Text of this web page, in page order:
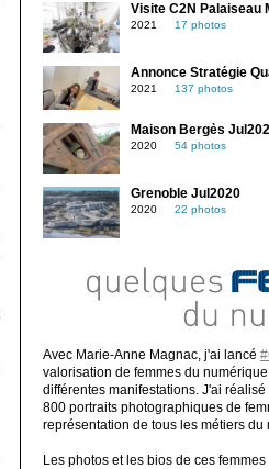
Visite C2N Palaiseau
2021 17 photos
Annonce Stratégie
2021 137 photos
Maison Bergès
2020 54 photos
Grenoble Jul2020
2020 22 photos
Avec Marie-Anne Magnac, j'ai lancé
valorisation de femmes du
différentes manifestations. J'ai
800 portraits photographiques de
représentation de tous les métiers du
Les photos et les bios de ces